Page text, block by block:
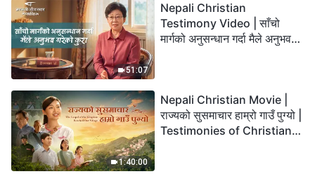
51:07
Nepali Christian
Testimony Video | साँचो
मार्गको अनुसन्धान गर्दा मैले अनुभव
1:40:00
Nepali Christian Movie |
राज्यको सुसमाचार हाम्रो गाउँ पुग्यो |
Testimonies of Christians